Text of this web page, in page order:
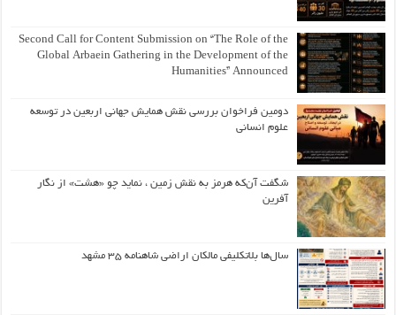
Second Call for Content Submission on “The Role of the
Global Arbaein Gathering in the Development of the
Humanities” Announced
دومین فراخوان بررسی نقش همایش جهانی اربعین در توسعه
علوم انسانی
شگفت آن‌که هرمز به نقش زمین ، نماید چو «هشت» از نگار
آفرین
سال‌ها بلاتکلیفی مالکان اراضی شاهنامه ۳۵ مشهد